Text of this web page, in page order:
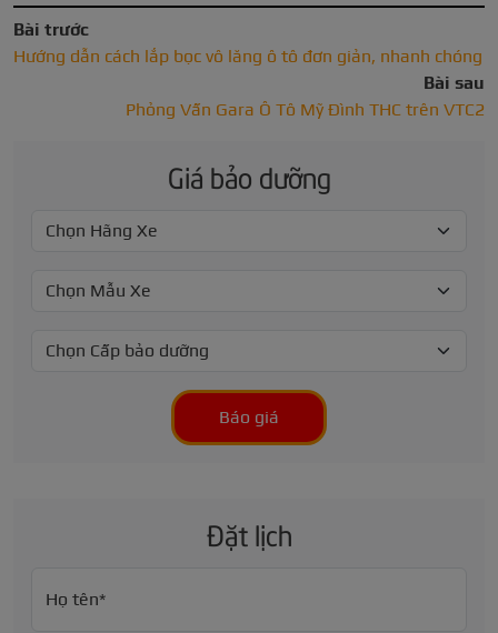
Bài trước
Hướng dẫn cách lắp bọc vô lăng ô tô đơn giản, nhanh chóng
Bài sau
Phỏng Vấn Gara Ô Tô Mỹ Đình THC trên VTC2
Giá bảo dưỡng
Báo giá
Đặt lịch
Họ tên*